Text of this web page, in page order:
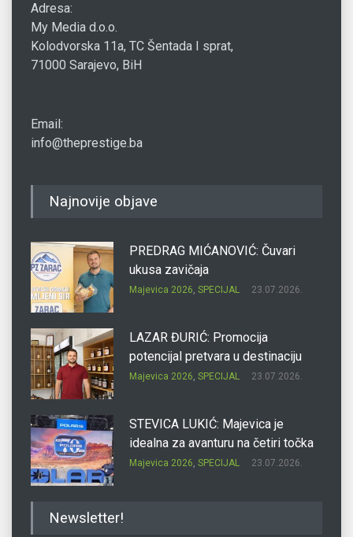
Adresa:
My Media d.o.o.
Kolodvorska 11a, TC Šentada I sprat,
71000 Sarajevo, BiH
Email:
info@theprestige.ba
Najnovije objave
PREDRAG MIĆANOVIĆ: Čuvari
ukusa zavičaja
Majevica 2026, SPECIJAL 23.07.2026.
LAZAR ĐURIĆ: Promocija
potencijal pretvara u destinaciju
Majevica 2026, SPECIJAL 23.07.2026.
STEVICA LUKIĆ: Majevica je
idealna za avanturu na četiri točka
Majevica 2026, SPECIJAL 23.07.2026.
Newsletter!